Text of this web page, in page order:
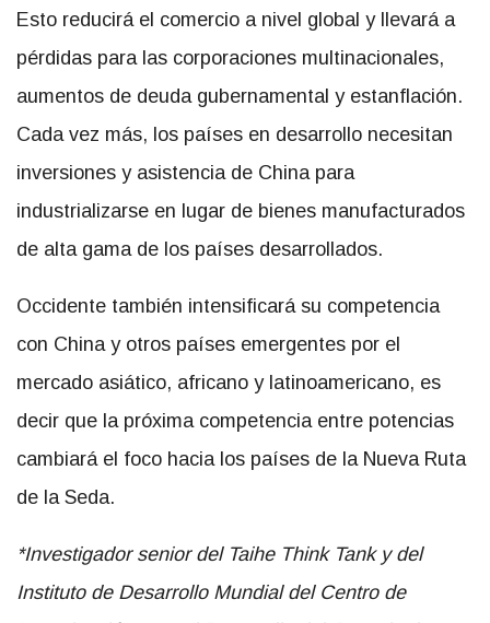
Esto reducirá el comercio a nivel global y llevará a
pérdidas para las corporaciones multinacionales,
aumentos de deuda gubernamental y estanflación.
Cada vez más, los países en desarrollo necesitan
inversiones y asistencia de China para
industrializarse en lugar de bienes manufacturados
de alta gama de los países desarrollados.
Occidente también intensificará su competencia
con China y otros países emergentes por el
mercado asiático, africano y latinoamericano, es
decir que la próxima competencia entre potencias
cambiará el foco hacia los países de la Nueva Ruta
de la Seda.
*Investigador senior del Taihe Think Tank y del
Instituto de Desarrollo Mundial del Centro de